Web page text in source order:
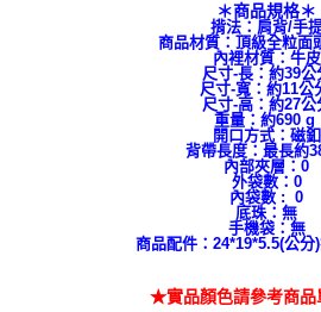
＊商品規格＊
揹法：肩背/手
商品材質：頂級全粒面
內裡材質：牛皮
尺寸-長：約39公
尺寸-寬：約11公
尺寸-高：約27公
重量：約690 g
開口方式：磁釦
背帶長度：最長約
內部夾層：0
外袋數：0
內袋數 : 0
底珠：無
手機袋：無
商品配件：24*19*5.5(公分
★實品顏色請參考商